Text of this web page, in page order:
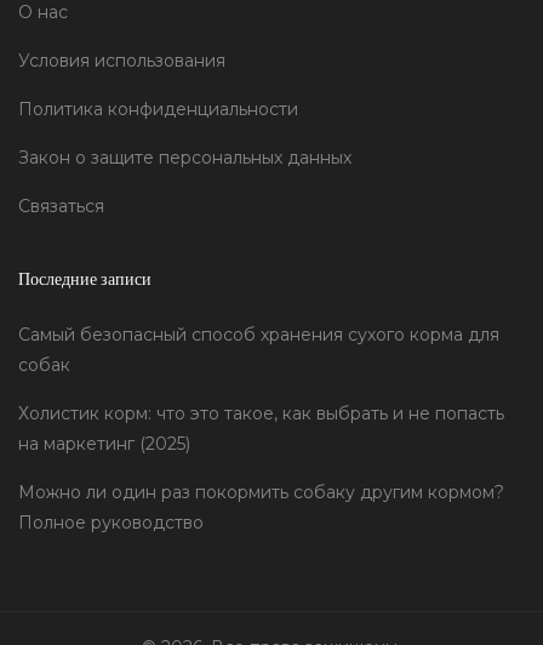
О нас
Условия использования
Политика конфиденциальности
Закон о защите персональных данных
Связаться
Последние записи
Самый безопасный способ хранения сухого корма для
собак
Холистик корм: что это такое, как выбрать и не попасть
на маркетинг (2025)
Можно ли один раз покормить собаку другим кормом?
Полное руководство